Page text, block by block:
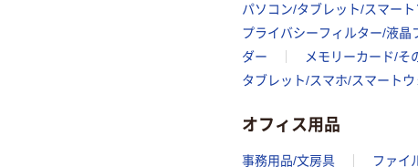
パソコン/タブレット/スマー
プライバシーフィルター/液晶
ダー
メモリーカード/そ
タブレット/スマホ/スマート
オフィス用品
事務用品/文房具 ファイ